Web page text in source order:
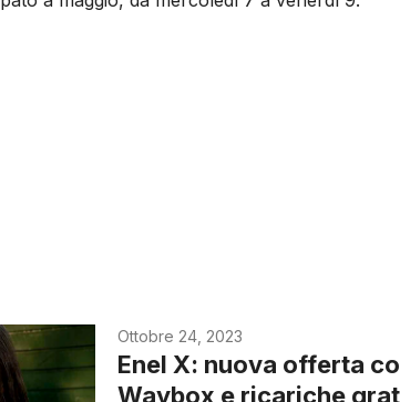
Ottobre 24, 2023
Enel X: nuova offerta
Waybox e ricariche